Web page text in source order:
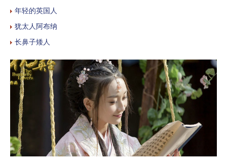
年轻的英国人
犹太人阿布纳
长鼻子矮人